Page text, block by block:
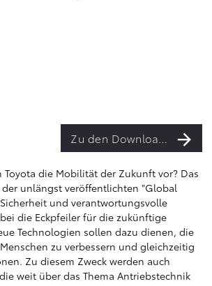
Zu den Downloads
Toyota die Mobilität der Zukunft vor? Das
unlängst veröffentlichten "Global
und verantwortungsvolle
die Eckpfeiler für die zukünftige
Technologien sollen dazu dienen, die
zu verbessern und gleichzeitig
Zu diesem Zweck werden auch
weit über das Thema Antriebstechnik